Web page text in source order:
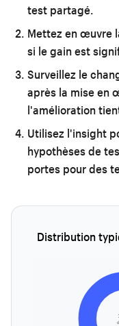
test partagé.
Mettez en œuvre
si le gain est
Surveillez le
après la mise en
l'amélioration
Utilisez l'insight
hypothèses de
portes pour des
Distribution